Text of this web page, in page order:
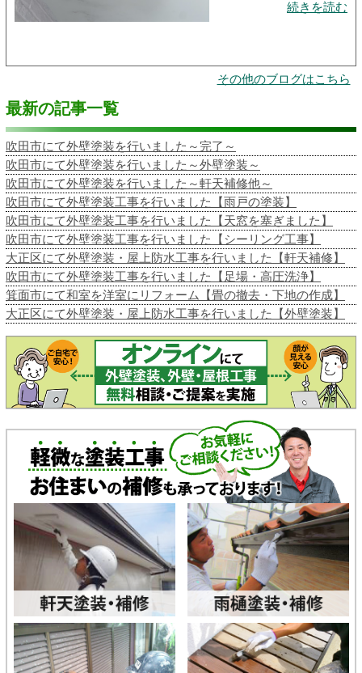
続きを読む
その他のブログはこちら
最新の記事一覧
吹田市にて外壁塗装を行いました～完了～
吹田市にて外壁塗装を行いました～外壁塗装～
吹田市にて外壁塗装を行いました～軒天補修他～
吹田市にて外壁塗装工事を行いました【雨戸の塗装】
吹田市にて外壁塗装工事を行いました【天窓を塞ぎました】
吹田市にて外壁塗装工事を行いました【シーリング工事】
大正区にて外壁塗装・屋上防水工事を行いました【軒天補修】
吹田市にて外壁塗装工事を行いました【足場・高圧洗浄】
箕面市にて和室を洋室にリフォーム【畳の撤去・下地の作成】
大正区にて外壁塗装・屋上防水工事を行いました【外壁塗装】